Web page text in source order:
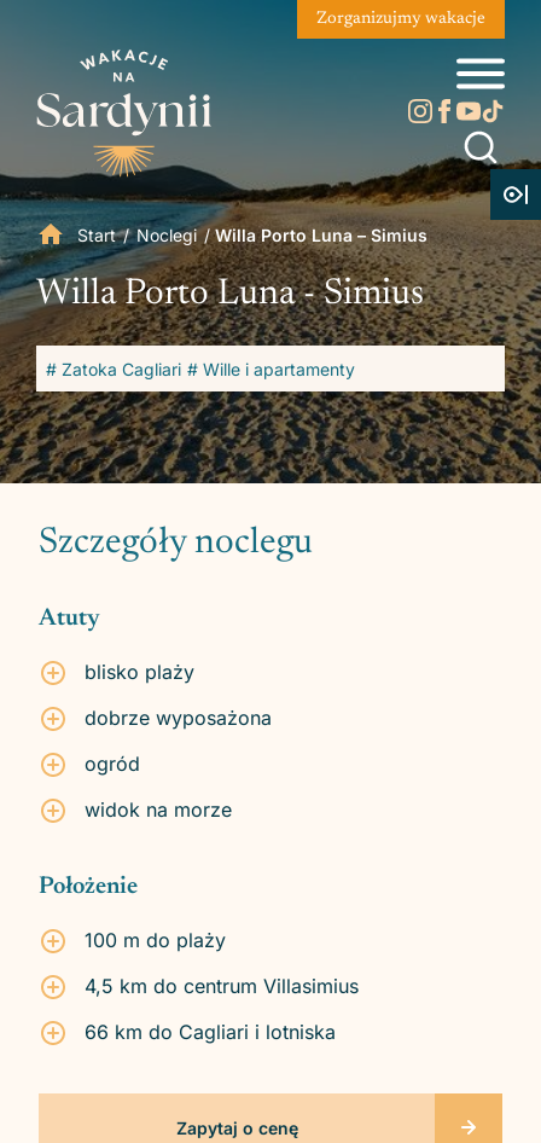
Zorganizujmy wakacje
Start/Noclegi/Willa Porto Luna – Simius
Willa Porto Luna - Simius
# Zatoka Cagliari # Wille i apartamenty
Szczegóły noclegu
Atuty
blisko plaży
dobrze wyposażona
ogród
widok na morze
Położenie
100 m do plaży
4,5 km do centrum Villasimius
66 km do Cagliari i lotniska
Zapytaj o cenę